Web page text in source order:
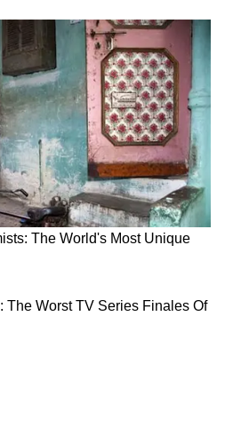
শাড়ির সঙ্গে পরার জন্য দারুণ
কয়েকটি চুড়ির সেট, একঝলকে
দেখে নিন